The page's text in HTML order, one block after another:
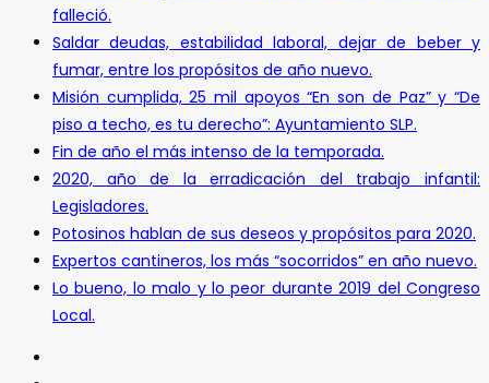
falleció.
Saldar deudas, estabilidad laboral, dejar de beber y
fumar, entre los propósitos de año nuevo.
Misión cumplida, 25 mil apoyos “En son de Paz” y “De
piso a techo, es tu derecho”: Ayuntamiento SLP.
Fin de año el más intenso de la temporada.
2020, año de la erradicación del trabajo infantil:
Legisladores.
Potosinos hablan de sus deseos y propósitos para 2020.
Expertos cantineros, los más “socorridos” en año nuevo.
Lo bueno, lo malo y lo peor durante 2019 del Congreso
Local.